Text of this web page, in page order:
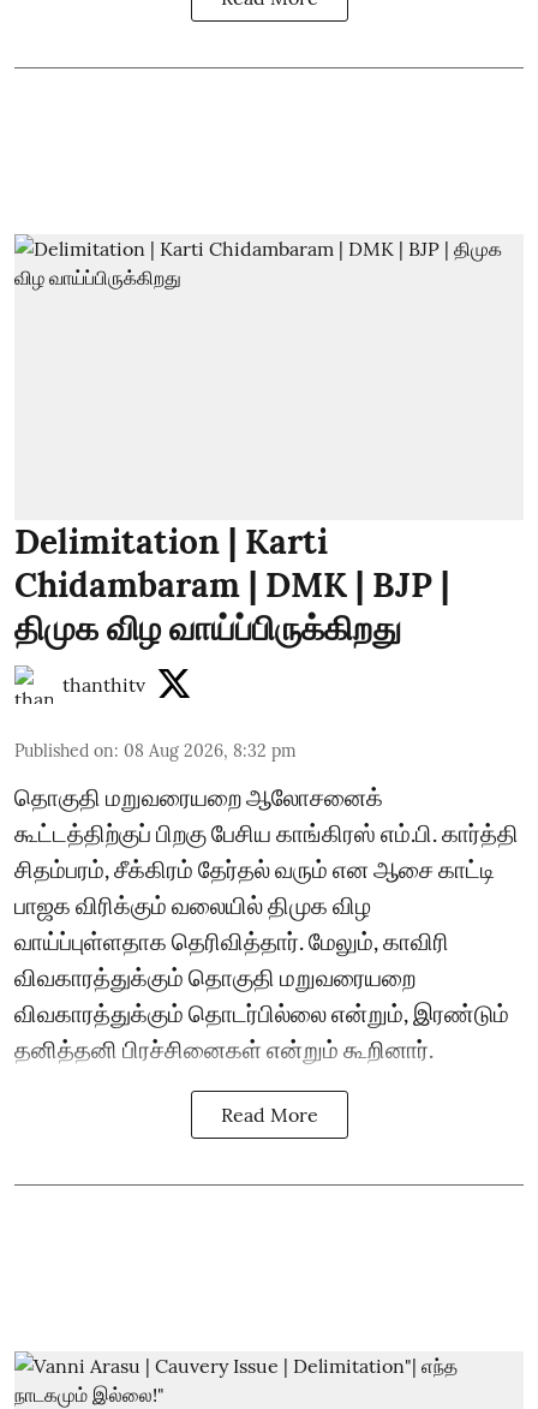
Delimitation | Karti
Chidambaram | DMK | BJP |
திமுக விழ வாய்ப்பிருக்கிறது
thanthitv
Published on: 08 Aug 2026, 8:32 pm
தொகுதி மறுவரையறை ஆலோசனைக்
கூட்டத்திற்குப் பிறகு பேசிய காங்கிரஸ் எம்.பி. கார்த்தி
சிதம்பரம், சீக்கிரம் தேர்தல் வரும் என ஆசை காட்டி
பாஜக விரிக்கும் வலையில் திமுக விழ
வாய்ப்புள்ளதாக தெரிவித்தார். மேலும், காவிரி
விவகாரத்துக்கும் தொகுதி மறுவரையறை
விவகாரத்துக்கும் தொடர்பில்லை என்றும், இரண்டும்
தனித்தனி பிரச்சினைகள் என்றும் கூறினார்.
Read More